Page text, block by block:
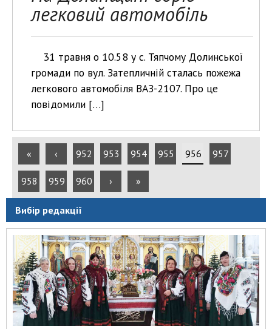
легковий автомобіль
31 травня о 10.58 у с. Тяпчому Долинської
громади по вул. Затепличній сталась пожежа
легкового автомобіля ВАЗ-2107. Про це
повідомили […]
« ‹ 952 953 954 955 956 957
958 959 960 › »
Вибір редакції